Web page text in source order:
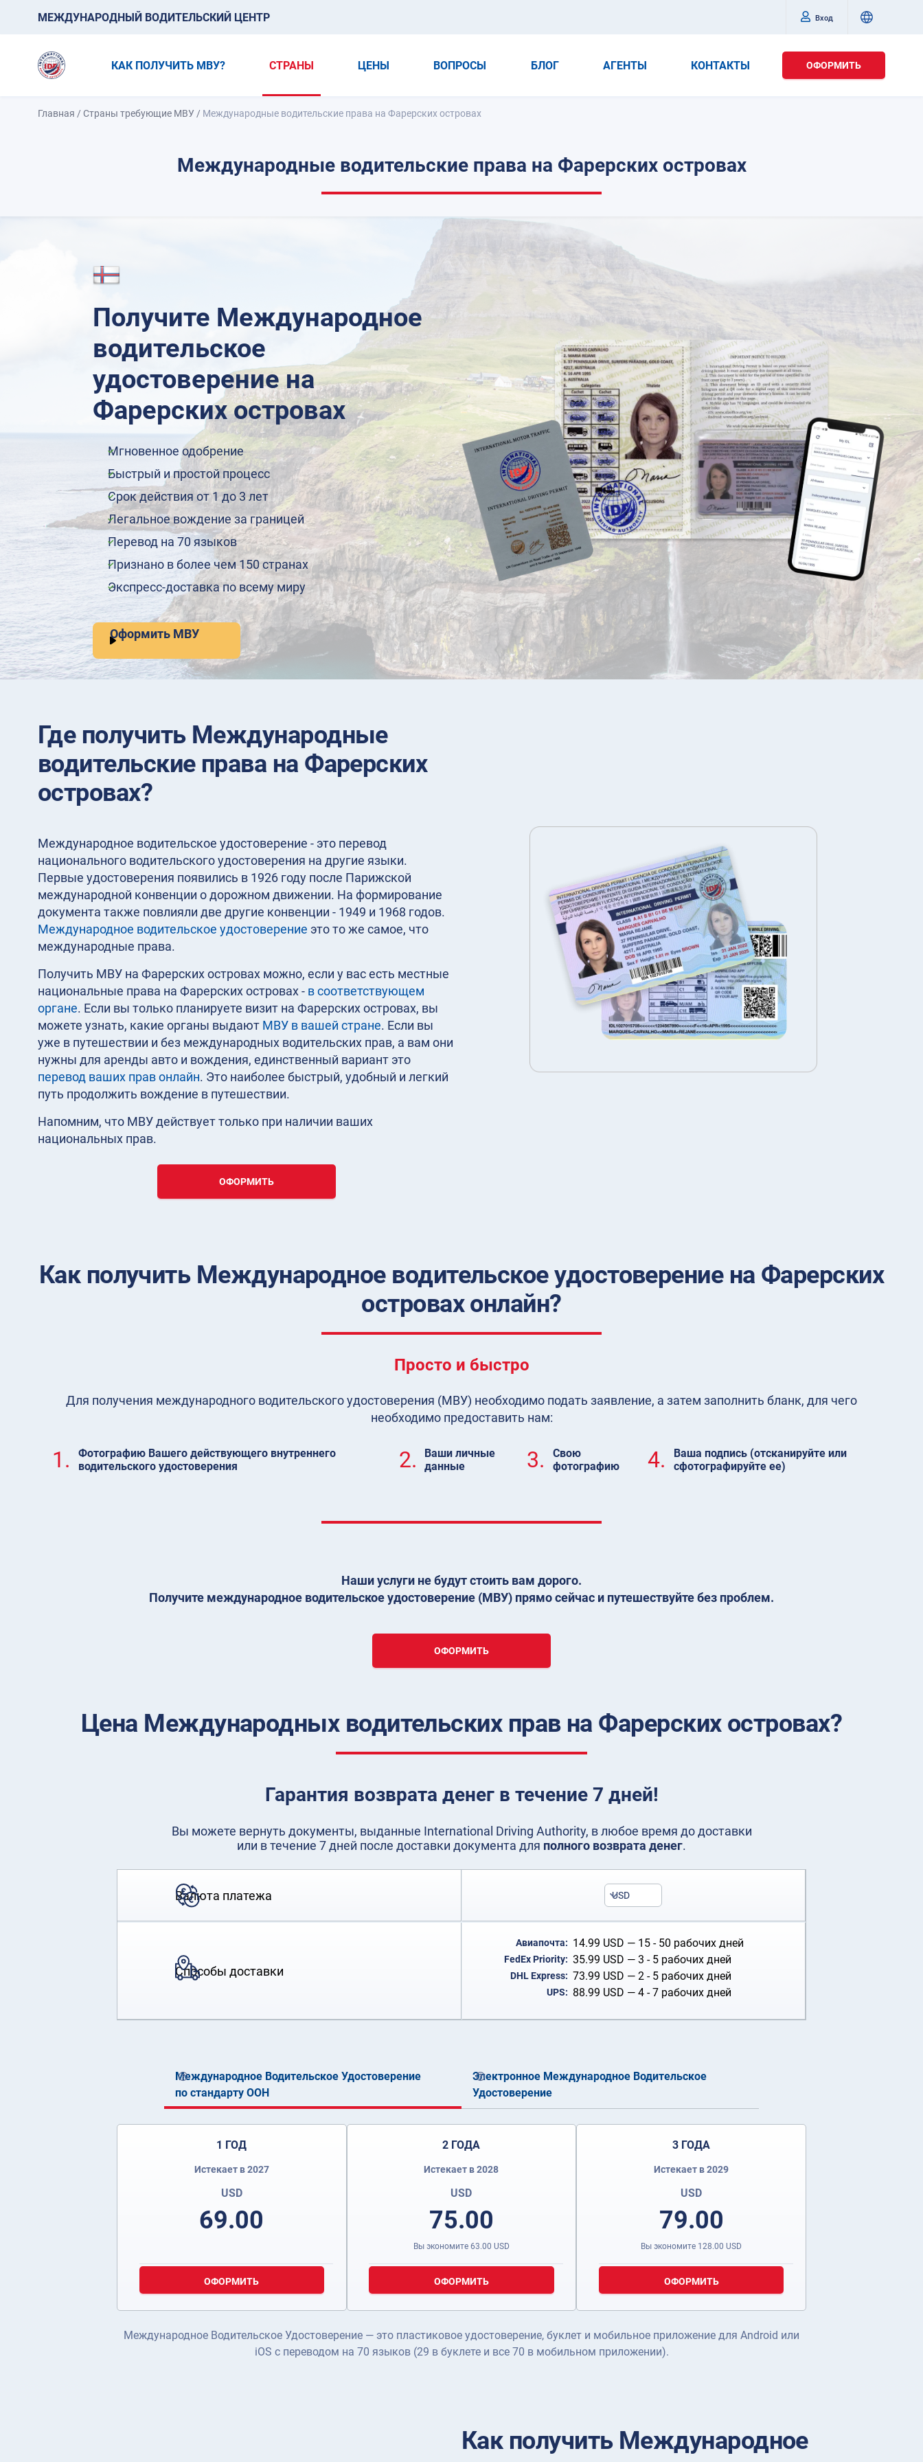
МЕЖДУНАРОДНЫЙ ВОДИТЕЛЬСКИЙ ЦЕНТР Вход
КАК ПОЛУЧИТЬ МВУ? СТРАНЫ ЦЕНЫ ВОПРОСЫ БЛОГ АГЕНТЫ КОНТАКТЫ ОФОРМИТЬ
Главная /Страны требующие МВУ / Международные водительские права на Фарерских островах
Международные водительские права на Фарерских островах
Получите Международное
водительское
удостоверение на
Фарерских островах
Мгновенное одобрение
Быстрый и простой процесс
Срок действия от 1 до 3 лет
Легальное вождение за границей
Перевод на 70 языков
Признано в более чем 150 странах
Экспресс-доставка по всему миру
Оформить МВУ
Где получить Международные
водительские права на Фарерских
островах?
Международное водительское удостоверение - это перевод
национального водительского удостоверения на другие языки.
Первые удостоверения появились в 1926 году после Парижской
международной конвенции о дорожном движении. На формирование
документа также повлияли две другие конвенции - 1949 и 1968 годов.
Международное водительское удостоверение это то же самое, что
международные права.
Получить МВУ на Фарерских островах можно, если у вас есть местные
национальные права на Фарерских островах - в соответствующем
органе. Если вы только планируете визит на Фарерских островах, вы
можете узнать, какие органы выдают МВУ в вашей стране. Если вы
уже в путешествии и без международных водительских прав, а вам они
нужны для аренды авто и вождения, единственный вариант это
перевод ваших прав онлайн. Это наиболее быстрый, удобный и легкий
путь продолжить вождение в путешествии.
Напомним, что МВУ действует только при наличии ваших
национальных прав.
ОФОРМИТЬ
Как получить Международное водительское удостоверение на Фарерских
островах онлайн?
Просто и быстро
Для получения международного водительского удостоверения (МВУ) необходимо подать заявление, а затем заполнить бланк, для чего
необходимо предоставить нам:
1.
Фотографию Вашего действующего внутреннего
водительского удостоверения
2.
Ваши личные
данные
3.
Свою
фотографию
4.
Ваша подпись (отсканируйте или
сфотографируйте ее)
Наши услуги не будут стоить вам дорого.
Получите международное водительское удостоверение (МВУ) прямо сейчас и путешествуйте без проблем.
ОФОРМИТЬ
Цена Международных водительских прав на Фарерских островах?
Гарантия возврата денег в течение 7 дней!
Вы можете вернуть документы, выданные International Driving Authority, в любое время до доставки
или в течение 7 дней после доставки документа для полного возврата денег.
Валюта платежа USD
Способы доставки
Авиапочта: 14.99 USD — 15 - 50 рабочих дней
FedEx Priority: 35.99 USD — 3 - 5 рабочих дней
DHL Express: 73.99 USD — 2 - 5 рабочих дней
UPS: 88.99 USD — 4 - 7 рабочих дней
Международное Водительское Удостоверение
по стандарту ООН
Электронное Международное Водительское
Удостоверение
1 ГОД
Истекает в 2027
USD
69.00
ОФОРМИТЬ
2 ГОДА
Истекает в 2028
USD
75.00
Вы экономите 63.00 USD
ОФОРМИТЬ
3 ГОДА
Истекает в 2029
USD
79.00
Вы экономите 128.00 USD
ОФОРМИТЬ
Международное Водительское Удостоверение — это пластиковое удостоверение, буклет и мобильное приложение для Android или
iOS с переводом на 70 языков (29 в буклете и все 70 в мобильном приложении).
Как получить Международное